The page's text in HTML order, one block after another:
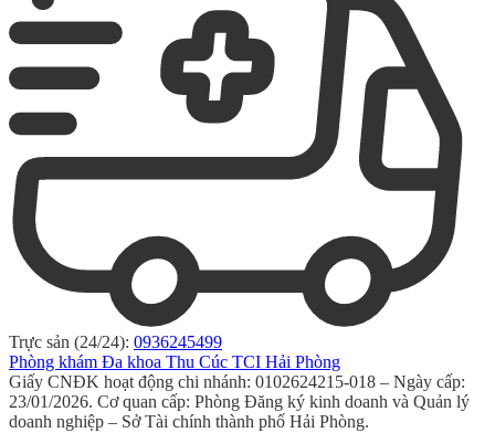
Trực sản (24/24): 0936245499
Phòng khám Đa khoa Thu Cúc TCI Hải Phòng
Giấy CNĐK hoạt động chi nhánh: 0102624215-018 – Ngày cấp:
23/01/2026. Cơ quan cấp: Phòng Đăng ký kinh doanh và Quản lý
doanh nghiệp – Sở Tài chính thành phố Hải Phòng.